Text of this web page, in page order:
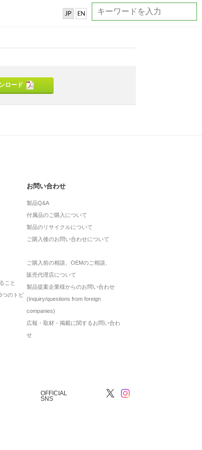
ロード
こと
つのトピ
お問い合わせ
製品Q&A
付属品のご購入について
製品のリサイクルについて
ご購入後のお問い合わせについて
ご購入前の相談、OEMのご相談、
販売代理店について
製品提案企業様からのお問い合わせ
(Inquiry/questions from foreign
companies)
広報・取材・掲載に関するお問い合わ
せ
OFFICIAL
SNS